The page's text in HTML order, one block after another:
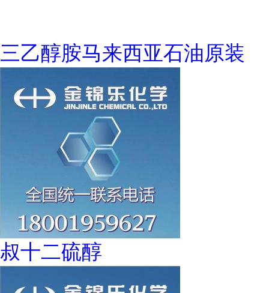
三乙醇胺马来西亚石油原装
叔十二硫醇